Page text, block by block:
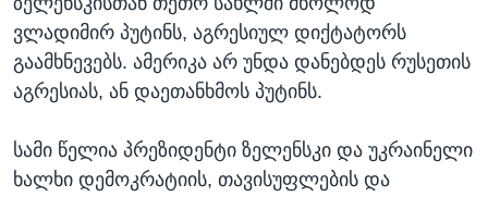
ვლადიმირ პუტინს, აგრესიულ დიქტატორს
გაამხნევებს. ამერიკა არ უნდა დანებდეს რუსეთის
აგრესიას, ან დაეთანხმოს პუტინს.
სამი წელია პრეზიდენტი ზელენსკი და უკრაინელი
ხალხი დემოკრატიის, თავისუფლების და